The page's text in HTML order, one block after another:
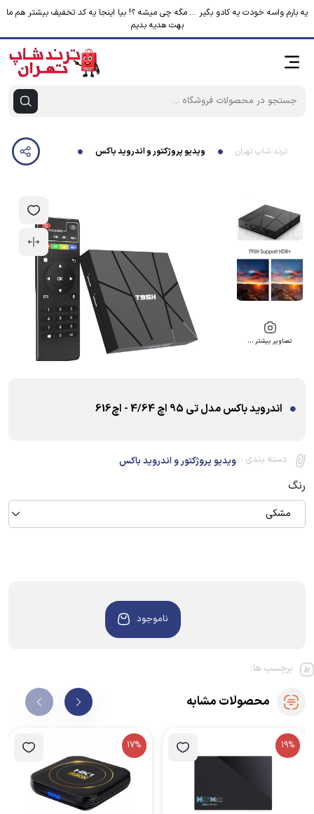
یه بارم واسه خودت یه کادو بگیر ... مگه چی میشه ؟! بیا اینجا یه کد تخفیف بیشتر هم ما
بهت هدیه بدیم
ترند شاپ تهران ویدیو پروژکتور و اندروید باکس اندروید باکس مدل تی 95 اچ 4/
تصاویر بیشتر …
اندروید باکس مدل تی 95 اچ 4/64 - اچ616
دسته بندی : ویدیو پروژکتور و اندروید باکس
رنگ
مشکی
ناموجود
برچسب ها:
محصولات مشابه
19%
17%